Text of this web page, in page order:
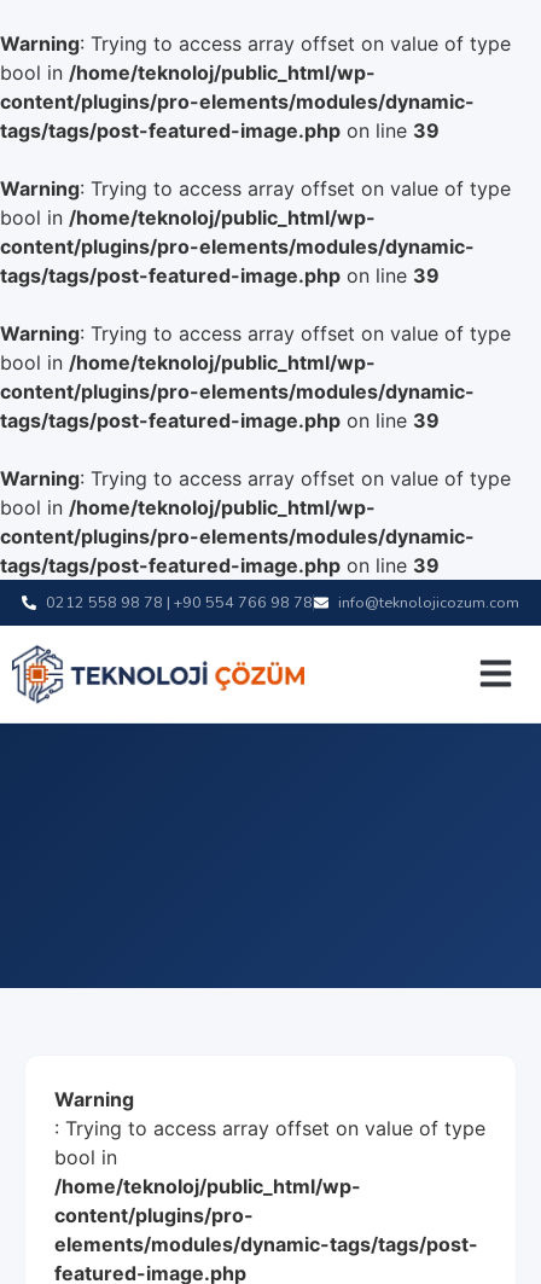
Warning: Trying to access array offset on value of type
bool in /home/teknoloj/public_html/wp-
content/plugins/pro-elements/modules/dynamic-
tags/tags/post-featured-image.php on line 39
Warning: Trying to access array offset on value of type
bool in /home/teknoloj/public_html/wp-
content/plugins/pro-elements/modules/dynamic-
tags/tags/post-featured-image.php on line 39
Warning: Trying to access array offset on value of type
bool in /home/teknoloj/public_html/wp-
content/plugins/pro-elements/modules/dynamic-
tags/tags/post-featured-image.php on line 39
Warning: Trying to access array offset on value of type
bool in /home/teknoloj/public_html/wp-
content/plugins/pro-elements/modules/dynamic-
tags/tags/post-featured-image.php on line 39
0212 558 98 78 | +90 554 766 98 78 info@teknolojicozum.com
Warning
: Trying to access array offset on value of type
bool in
/home/teknoloj/public_html/wp-
content/plugins/pro-
elements/modules/dynamic-tags/tags/post-
featured-image.php